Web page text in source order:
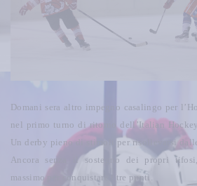
Domani sera altro impegno casalingo per
nel primo turno di ritorno dell’Italian
Un derby pieno di stimoli per risollevarsi
Ancora senza il sostegno dei propri
massimo per conquistare i tre punti.